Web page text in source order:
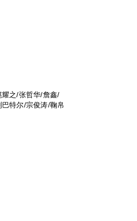
之/张哲华/詹鑫/
特尔/宗俊涛/鞠帛